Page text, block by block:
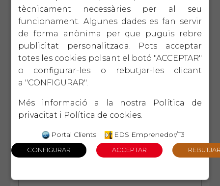
02/01/2019 (Laboral)
MODEL 111 4T 2018
+
27/11/2019 (Fiscal)
ACCIONS PER REBAIXAR LA SEVA
LIQUIDACIÓ DE L’IRPF DEL 2019
+
tècnicament necessàries per al seu
funcionament. Algunes dades es fan servir
de forma anònima per que puguis rebre
publicitat personalitzada. Pots acceptar
totes les cookies polsant el botó "ACCEPTAR"
o configurar-les o rebutjar-les clicant
a "CONFIGURAR".
Més informació a la nostra
Política de
privacitat i Política de cookies.
Portal Clients EDS Emprenedor/T3